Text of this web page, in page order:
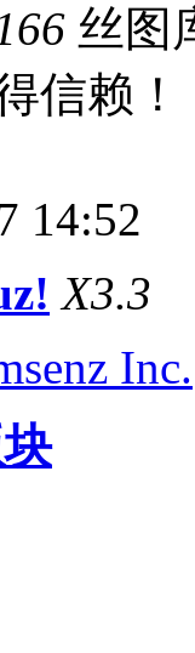
丝图
信赖！
14:52
X3.3
Inc.